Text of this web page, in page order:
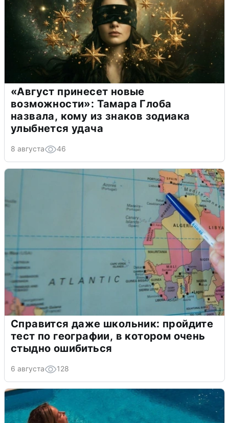
«Август принесет новые
возможности»: Тамара Глоба
назвала, кому из знаков зодиака
улыбнется удача
8 августа 46
Справится даже школьник: пройдите
тест по географии, в котором очень
стыдно ошибиться
6 августа 128